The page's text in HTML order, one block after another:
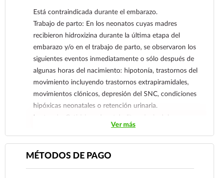
Está contraindicada durante el embarazo.
Trabajo de parto: En los neonatos cuyas madres
recibieron hidroxizina durante la última etapa del
embarazo y/o en el trabajo de parto, se observaron los
siguientes eventos inmediatamente o sólo después de
algunas horas del nacimiento: hipotonía, trastornos del
movimiento incluyendo trastornos extrapiramidales,
movimientos clónicos, depresión del SNC, condiciones
hipóxicas neonatales o retención urinaria.
Lactancia: Cetirizina, el metabolito principal de
hidroxizina, se excreta en la leche humana.
de la eliminación de hidroxizina en la leche humana, se
Ver más
MÉTODOS DE PAGO